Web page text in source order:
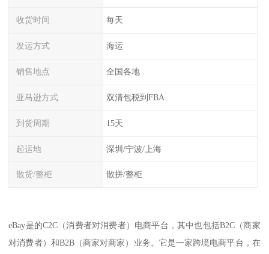
收货时间 每天
发运方式 海运
销售地点 全国各地
亚马逊方式 双清包税到FBA
到货周期 15天
起运地 深圳/宁波/上海
散货/整柜 散拼/整柜
eBay是的C2C（消费者对消费者）电商平台，其中也包括B2C（商家
对消费者）和B2B（商家对商家）业务。它是一家跨境电商平台，在